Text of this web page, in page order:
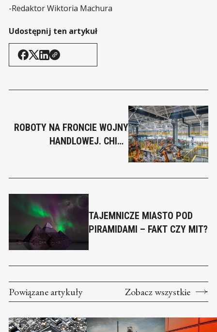
-Redaktor Wiktoria Machura
Udostępnij ten artykuł
TAJEMNICZE MIASTO POD
PIRAMIDAMI – FAKT CZY MIT?
ROBOTY NA FRONCIE WOJNY
HANDLOWEJ. CHINY
INWESTUJĄ W PRZYSZŁOŚĆ
Powiązane artykuły Zobacz wszystkie